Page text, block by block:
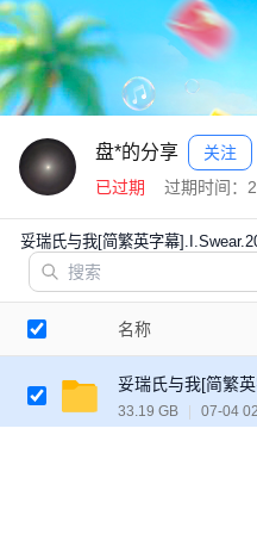
盘*的分享 关注
已过期
过期时间：
妥瑞氏与我[简繁英字幕
名称
33.19 GB 07-04